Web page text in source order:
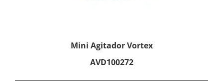
Mini Agitador Vortex
AVD100272